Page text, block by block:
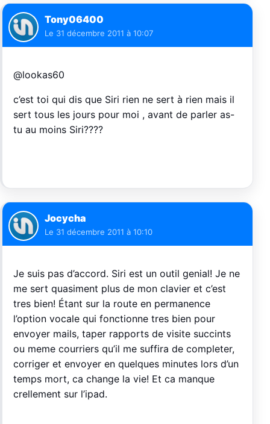
Tony06400
Le 31 décembre 2011 à 10:07
@lookas60
c’est toi qui dis que Siri rien ne sert à rien mais il
sert tous les jours pour moi , avant de parler as-
tu au moins Siri????
Jocycha
Le 31 décembre 2011 à 10:10
Je suis pas d’accord. Siri est un outil genial! Je ne
me sert quasiment plus de mon clavier et c’est
tres bien! Étant sur la route en permanence
l’option vocale qui fonctionne tres bien pour
envoyer mails, taper rapports de visite succints
ou meme courriers qu’il me suffira de completer,
corriger et envoyer en quelques minutes lors d’un
temps mort, ca change la vie! Et ca manque
crellement sur l’ipad.